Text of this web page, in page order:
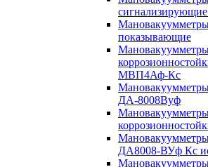
показывающие
МВП4Аф-Кс
ДА-8008Вуф
ДА8008-ВУф Кс